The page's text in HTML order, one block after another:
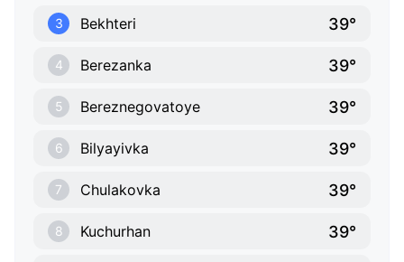
3 Bekhteri 39°
4 Berezanka 39°
5 Bereznegovatoye 39°
6 Bilyayivka 39°
7 Chulakovka 39°
8 Kuchurhan 39°